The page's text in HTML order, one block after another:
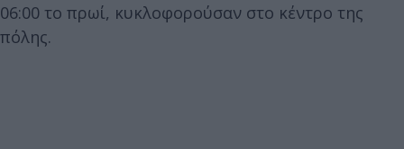
06:00 το πρωί, κυκλοφορούσαν στο κέντρο της
πόλης.